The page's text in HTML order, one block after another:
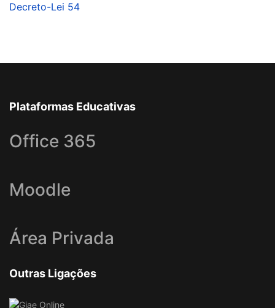
Decreto-Lei 54
Plataformas Educativas
Office 365
Moodle
Área Privada
Outras Ligações